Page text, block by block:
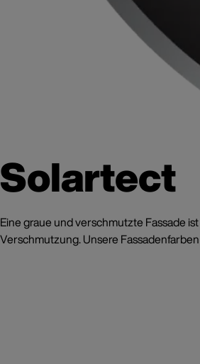
Solartect
Eine graue und verschmutzte Fassade
Verschmutzung. Unsere